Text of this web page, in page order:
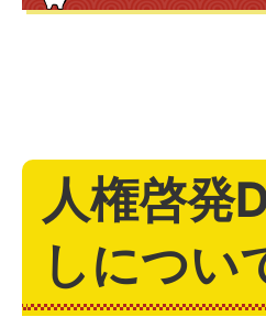
人権啓発
しについ